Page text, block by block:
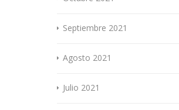
Septiembre 2021
Agosto 2021
Julio 2021